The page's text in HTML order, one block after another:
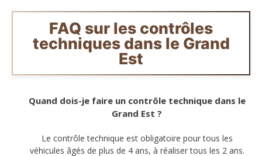
FAQ sur les contrôles
techniques dans le Grand
Est
Quand dois-je faire un contrôle technique dans le
Grand Est ?
Le contrôle technique est obligatoire pour tous les
véhicules âgés de plus de 4 ans, à réaliser tous les 2 ans.